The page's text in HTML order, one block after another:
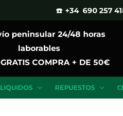
☎️ +34 690 257
peninsular 24/48 horas
laborables
COMPRA + DE 50€
LIQUIDOS REPUESTOS